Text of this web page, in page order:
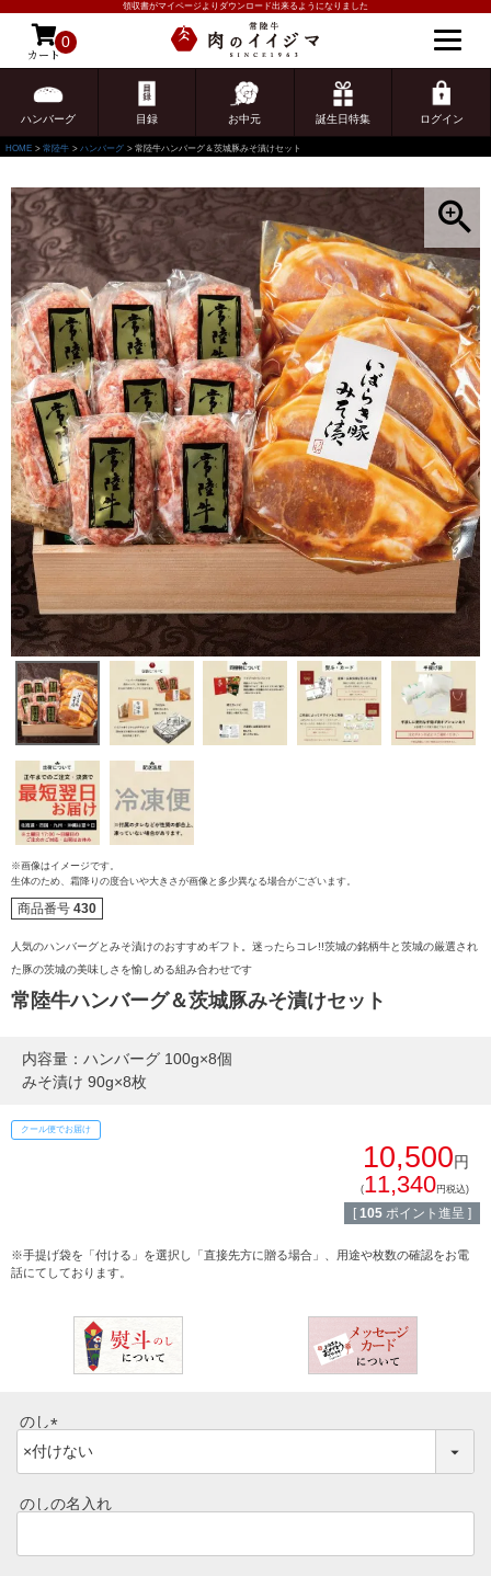
領収書がマイページよりダウンロード出来るようになりました
カート
0
ハンバーグ 目録 お中元 誕生日特集 ログイン
ゲスト 様こんにちは
ログイン
配送・送料
マイページ
ゴルフコンペ
法人の方へ
よくある質問
食べ方からから探す
みそ漬け
目録ギフト
HOME 常陸牛 ハンバーグ 常陸牛ハンバーグ＆茨城豚みそ漬けセット
※画像はイメージです。
生体のため、霜降りの度合いや大きさが画像と多少異なる場合がございます。
商品番号 430
人気のハンバーグとみそ漬けのおすすめギフト。迷ったらコレ!!茨城の銘柄牛と茨城の厳選され
た豚の茨城の美味しさを愉しめる組み合わせです
常陸牛ハンバーグ＆茨城豚みそ漬けセット
内容量：ハンバーグ 100g×8個
みそ漬け 90g×8枚
クール便でお届け
10,500円
(11,340円税込)
[ 105 ポイント進呈 ]
※手提げ袋を「付ける」を選択し「直接先方に贈る場合」、用途や枚数の確認をお電
話にてしております。
のし
(
必
須
のしの名入れ